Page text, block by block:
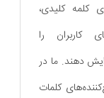
کلمه کلیدی،
کاربران را
دهند. ما در
کلمات